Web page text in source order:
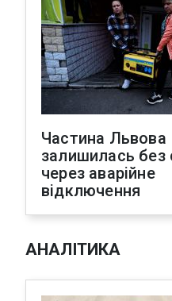
Частина Львова
залишилась без
через аварійне
відключення
АНАЛІТИКА